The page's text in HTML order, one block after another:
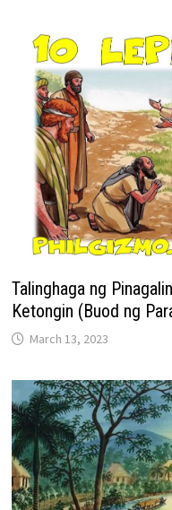
Talinghaga ng
Ketongin (Buod ng
March 13, 2023